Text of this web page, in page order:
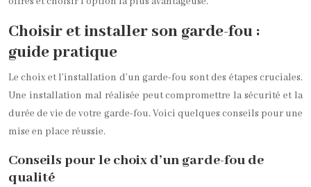
Choisir et installer son garde-fou :
guide pratique
Le choix et l’installation d’un garde-fou sont des étapes cruciales.
Une installation mal réalisée peut compromettre la sécurité et la
durée de vie de votre garde-fou. Voici quelques conseils pour une
mise en place réussie.
Conseils pour le choix d’un garde-fou de
qualité